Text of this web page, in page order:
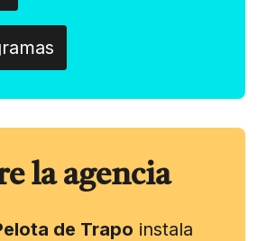
la agencia
de Trapo instala